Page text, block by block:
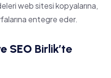
web sitesi kopyalarına,
entegre eder.
SEO Birlik’te